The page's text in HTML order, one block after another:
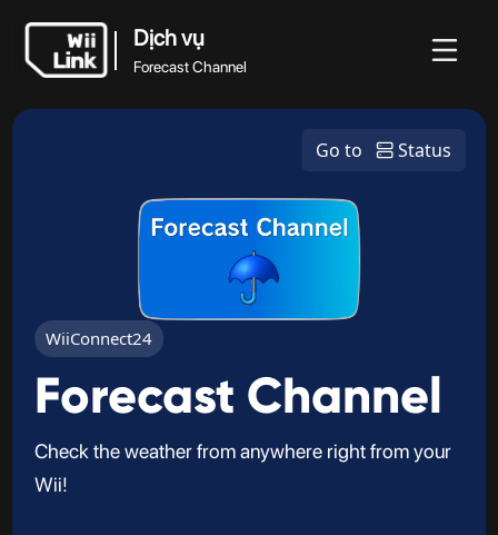
Dịch vụ
Forecast Channel
WFC
Go to Status
WiiConnect24
Forecast Channel
Check the weather from anywhere right from your
Wii!